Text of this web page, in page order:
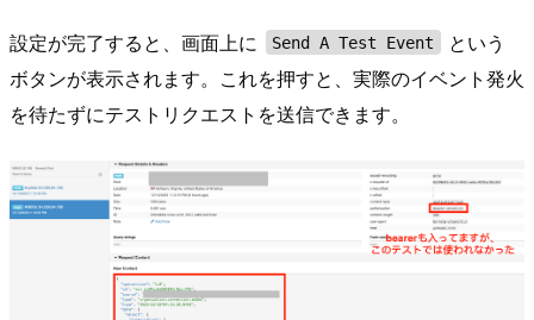
設定が完了すると、画面上に Send A Test Event
という
ボタンが表示されます。これを押すと、実際のイベント発火
を待たずにテストリクエストを送信できます。